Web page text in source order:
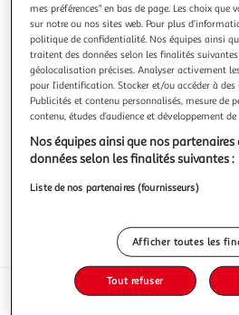
SUNTAT
Cervelas de dinde halal
400g
Vous voulez connaître le
Afficher le prix
Frais
Caractéristiques
mes préférences" en bas de page. Les choix
sur notre ou nos sites web. Pour plus
politique de confidentialité. Nos équipes ainsi
traitent des données selon les finalités
géolocalisation précises. Analyser activement
pour l’identification. Stocker et/ou accéder à
Publicités et contenu personnalisés, mesure de
contenu, études d’audience et développement de
Nos équipes ainsi que nos
données selon les finalités suivantes :
Liste de nos partenaires (fournisseurs)
Afficher toutes les
Tout refuser